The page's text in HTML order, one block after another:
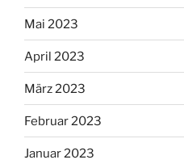
Mai 2023
April 2023
März 2023
Februar 2023
Januar 2023